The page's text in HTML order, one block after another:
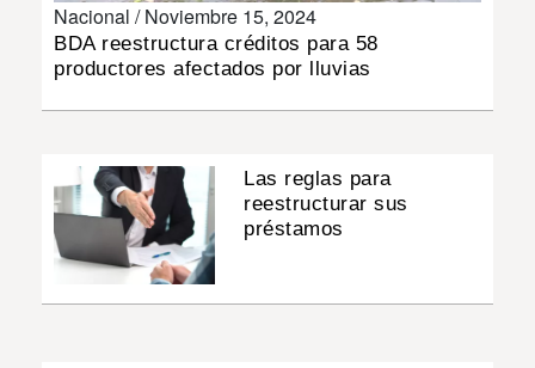
Nacional /Noviembre 15, 2024
BDA reestructura créditos para 58
productores afectados por lluvias
Las reglas para
reestructurar sus
préstamos